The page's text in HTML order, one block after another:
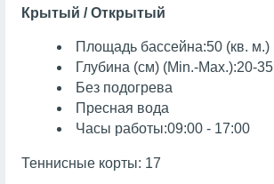
Крытый / Открытый
Площадь бассейна:50 (кв. м.)
Глубина (см) (Min.-Max.):20-35
Без подогрева
Пресная вода
Часы работы:09:00 - 17:00
Теннисные корты: 17